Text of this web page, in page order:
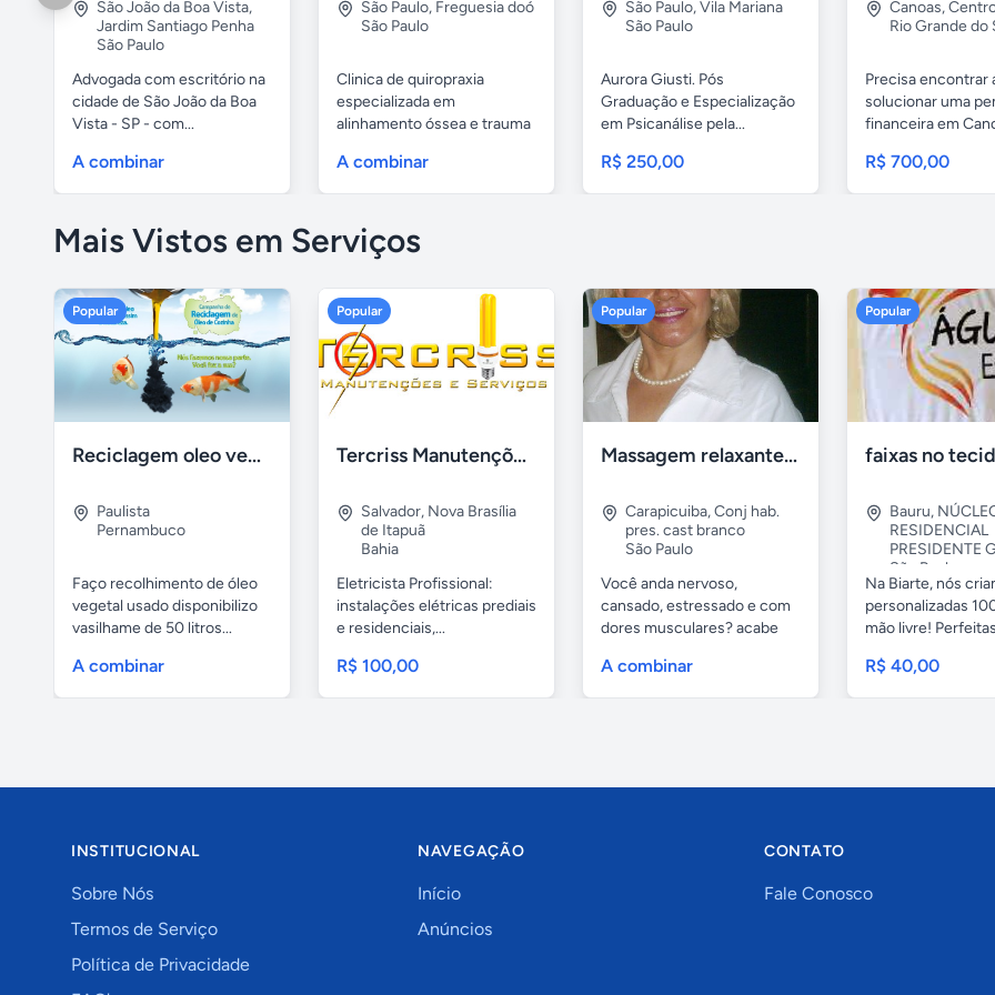
São João da Boa Vista,
Jardim Santiago Penha
São Paulo
Advogada com escritório na
cidade de São João da Boa
Vista - SP - com...
A combinar
São Paulo, Freguesia doó
São Paulo
Clinica de quiropraxia
especializada em
alinhamento óssea e trauma
A combinar
São Paulo,Vila Mariana
São Paulo
Aurora Giusti. Pós
Graduação e Especialização
em Psicanálise pela...
R$ 250,00
Canoas,
Rio Grande do
Precisa encontrar
solucionar uma
financeira em
R$ 700,00
Mais Vistos em Serviços
Popular
Reciclagem oleo vegetal
Paulista
Pernambuco
Faço recolhimento de óleo
vegetal usado disponibilizo
vasilhame de 50 litros...
A combinar
Popular
Tercriss Manutenções e Serviços
Salvador, Nova Brasília
de Itapuã
Bahia
Eletricista Profissional:
instalações elétricas prediais
e residenciais,...
R$ 100,00
Popular
Massagem relaxante- terapeutica e depilação
Carapicuiba,Conj hab.
pres. cast branco
São Paulo
Você anda nervoso,
cansado, estressado e com
dores musculares? acabe
A combinar
Popular
Bauru,
RESIDENCIAL
PRESIDENTE
São Paulo
Na Biarte, nós
personalizadas
mão livre!
R$ 40,00
INSTITUCIONAL
Sobre Nós
Termos de Serviço
Política de Privacidade
NAVEGAÇÃO
Início
Anúncios
CONTATO
Fale Conosco